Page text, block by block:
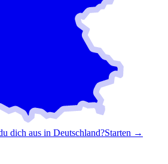
dich aus in Deutschland?Starten →